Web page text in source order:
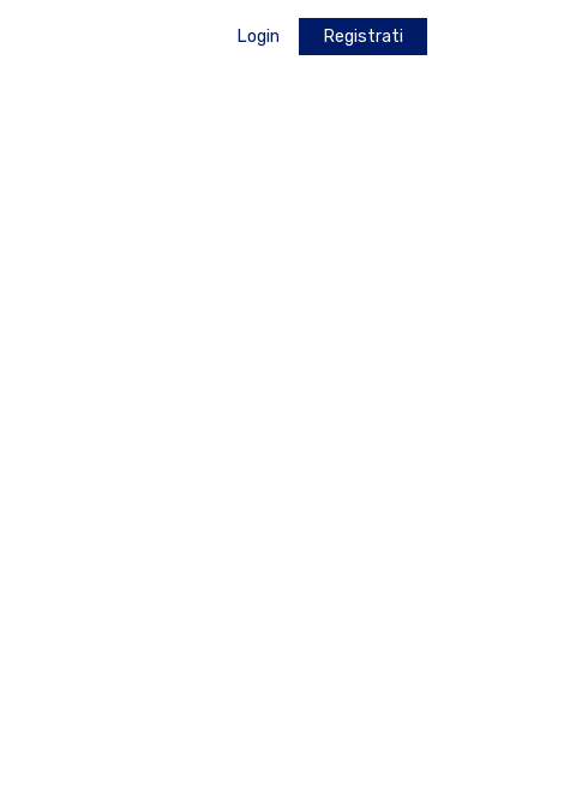
Login Registrati